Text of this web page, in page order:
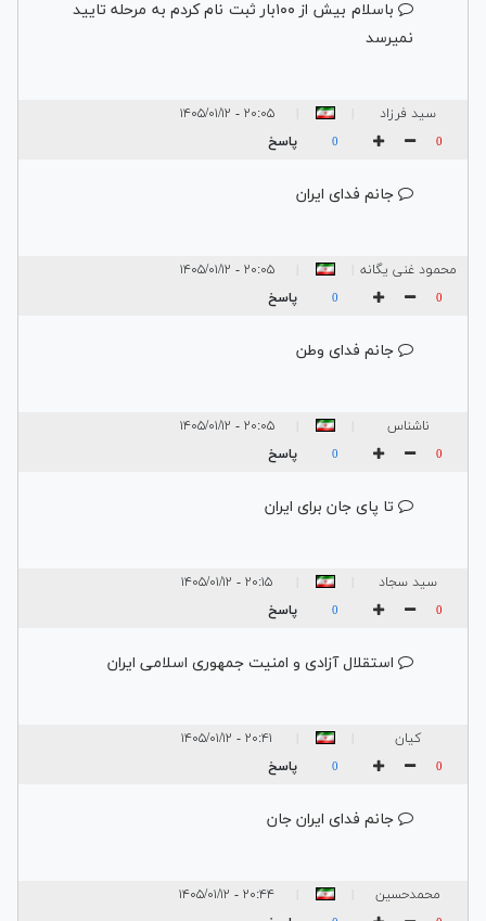
باسلام بیش از ۱۰۰بار ثبت نام کردم به مرحله تایید
نمیرسد
سید فرزاد
موسوی
۲۰:۰۵ - ۱۴۰۵/۰۱/۱۲
0
0 پاسخ
جانم فدای ایران
محمود غنی یگانه ۲۰:۰۵ - ۱۴۰۵/۰۱/۱۲
0
0 پاسخ
جانم فدای وطن
ناشناس ۲۰:۰۵ - ۱۴۰۵/۰۱/۱۲
0
0 پاسخ
تا پای جان برای ایران
سید سجاد
جعفری
۲۰:۱۵ - ۱۴۰۵/۰۱/۱۲
0
0 پاسخ
استقلال آزادی و امنیت جمهوری اسلامی ایران
کیان ۲۰:۴۱ - ۱۴۰۵/۰۱/۱۲
0
0 پاسخ
جانم فدای ایران جان
محمدحسین
۲۰:۴۴ - ۱۴۰۵/۰۱/۱۲